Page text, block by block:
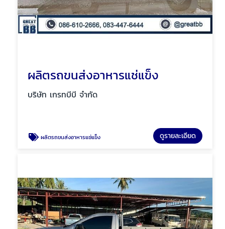
ผลิตรถขนส่งอาหารแช่แข็ง
บริษัท เกรทบีบี จำกัด
ผลิตรถขนส่งอาหารแช่แข็ง ดูรายละเอียด